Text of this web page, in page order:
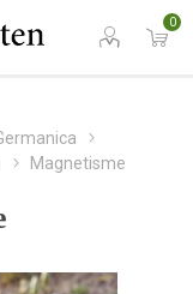
0
Magnetisme